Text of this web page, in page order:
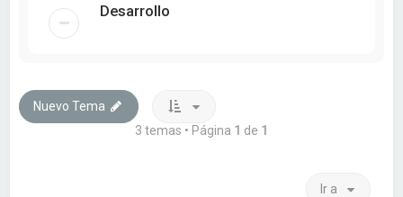
Desarrollo
Nuevo Tema
3 temas • Página 1 de 1
Ir a